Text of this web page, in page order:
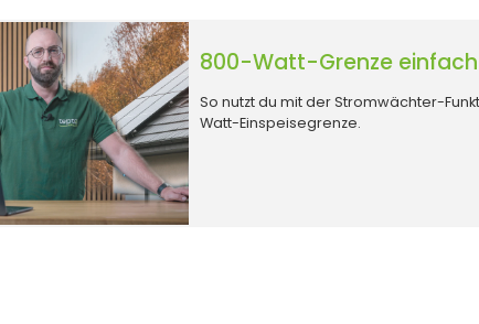
800-Watt-Grenze
So nutzt du mit der Stromwächter-
Watt-Einspeisegrenze.